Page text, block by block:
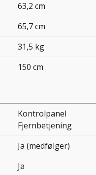
63,2 cm
65,7 cm
31,5 kg
150 cm
Kontrolpanel
Fjernbetjening
Ja (medfølger)
Ja